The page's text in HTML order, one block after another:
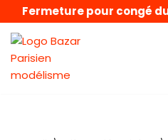
Aller
au
contenu
Fermeture pour congé